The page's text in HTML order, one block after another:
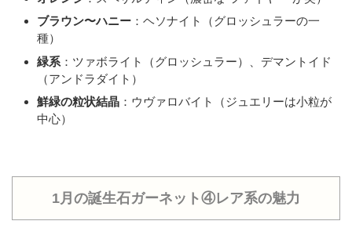
ブラウン〜ハニー ：ヘソナイト（グロッシュラーの一
種）
緑系 ：ツァボライト（グロッシュラー）、デマントイド
（アンドラダイト）
鮮緑の粒状結晶 ：ウヴァロバイト（ジュエリーは小粒が
中心）
1月の誕生石ガーネット④レア系の魅力